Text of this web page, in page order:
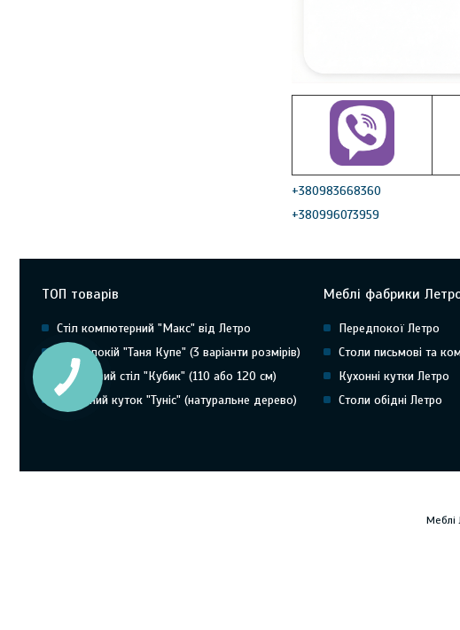
+380983668360
+380996073959
ТОП товарів
Стіл компютерний "Макс" від Летро
Передпокій "Таня Купе" (3 варіанти розмірів)
Письмовий стіл "Кубик" (110 або 120 см)
Кухонний куток "Туніс" (натуральне дерево)
Меблі фабрики
Передпокої Летро
Столи письмові та
Кухонні кутки Летро
Столи обідні Летро